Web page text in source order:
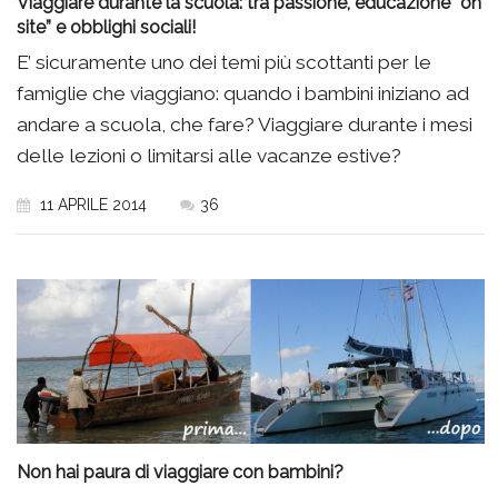
site” e obblighi sociali!
E’ sicuramente uno dei temi più scottanti per le
famiglie che viaggiano: quando i bambini iniziano ad
andare a scuola, che fare? Viaggiare durante i mesi
delle lezioni o limitarsi alle vacanze estive?
11 APRILE 2014 36
Non hai paura di viaggiare con bambini?